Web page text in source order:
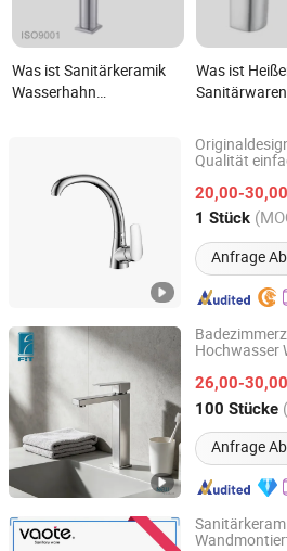
Was ist Sanitärkeramik
Wasserhahn
Was ist
Mischbatterie
Qualität
20,00-
1 Stück
Anfrage
Qingdao Vico Plumbing Co., Ltd.
Shandong, China Seit
Hochwasser
26,00-
100 Stücke
Anfrage
Ningbo Fit Sanitary Ware Co., Ltd.
Zhejiang, China Seit